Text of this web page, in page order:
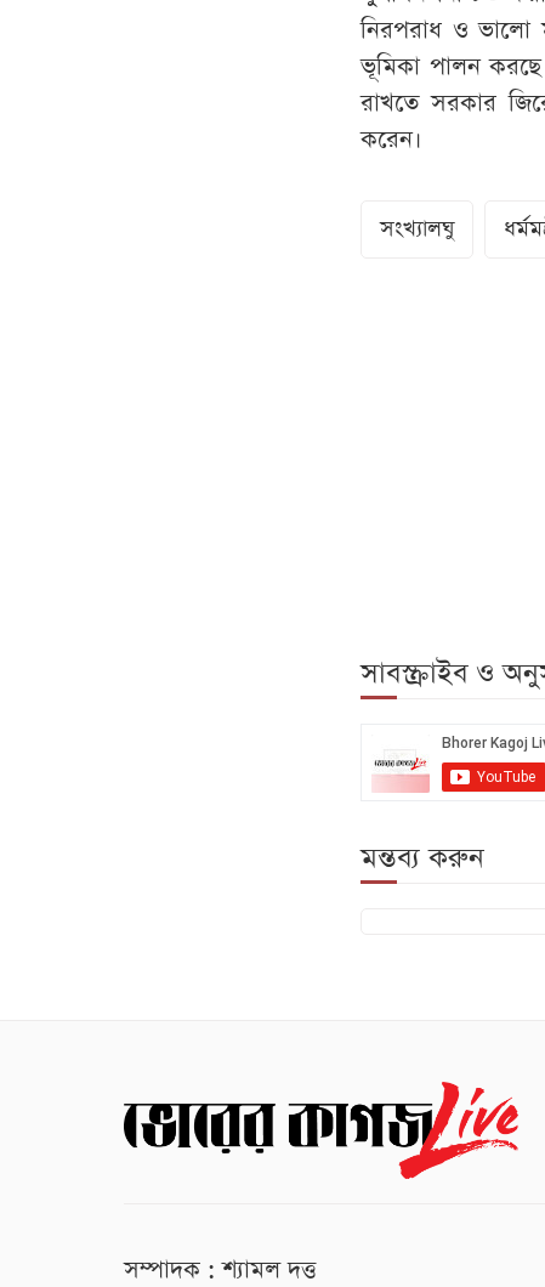
নিরপরাধ ও ভালো
ভূমিকা পালন করছে
রাখতে সরকার
করেন।
সংখ্যালঘু
সাবস্ক্রাইব ও
মন্তব্য করুন
সম্পাদক : শ্যামল দত্ত